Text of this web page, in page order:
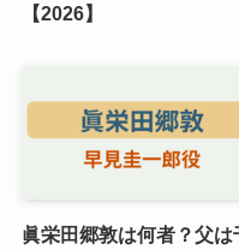
【2026】
眞栄田郷敦は何者？父は